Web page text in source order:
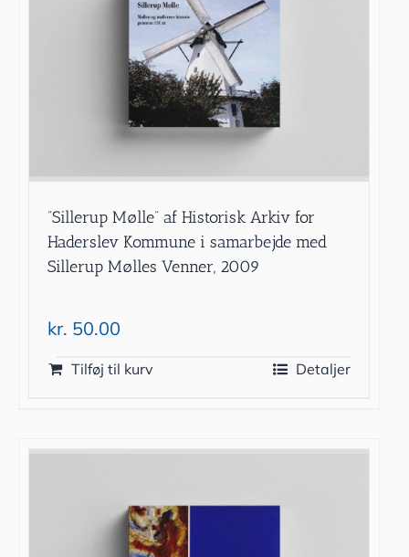
”Sillerup Mølle” af Historisk Arkiv for
Haderslev Kommune i samarbejde med
Sillerup Mølles Venner, 2009
kr. 50.00
Tilføj til kurv Detaljer